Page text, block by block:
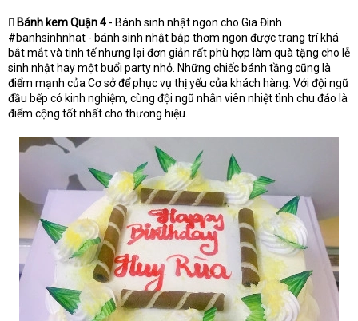
 Bánh kem Quận 4 - Bánh sinh nhật ngon cho Gia Đình
#banhsinhnhat - bánh sinh nhật bắp thơm ngon được trang trí khá
bắt mắt và tinh tế nhưng lại đơn giản rất phù hợp làm quà tặng cho lễ
sinh nhật hay một buổi party nhỏ. Những chiếc bánh tầng cũng là
điểm mạnh của Cơ sở để phục vụ thị yếu của khách hàng. Với đội ngũ
đầu bếp có kinh nghiệm, cùng đội ngũ nhân viên nhiệt tình chu đáo là
điểm cộng tốt nhất cho thương hiệu.